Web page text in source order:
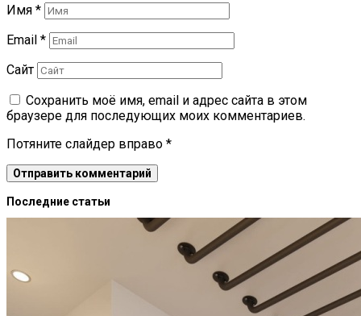
Имя *
Email *
Сайт
Сохранить моё имя, email и адрес сайта в этом
браузере для последующих моих комментариев.
Потяните слайдер вправо *
Последние статьи